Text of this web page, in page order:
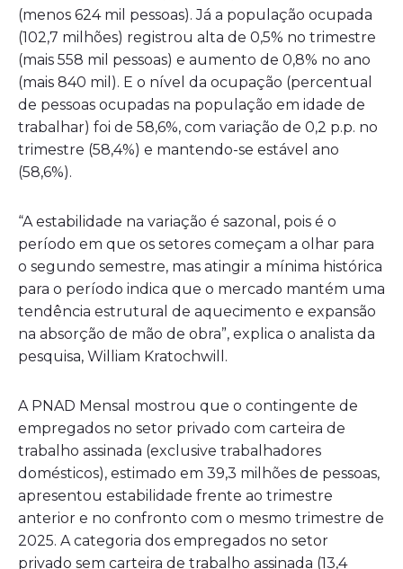
(menos 624 mil pessoas). Já a população ocupada
(102,7 milhões) registrou alta de 0,5% no trimestre
(mais 558 mil pessoas) e aumento de 0,8% no ano
(mais 840 mil). E o nível da ocupação (percentual
de pessoas ocupadas na população em idade de
trabalhar) foi de 58,6%, com variação de 0,2 p.p. no
trimestre (58,4%) e mantendo-se estável ano
(58,6%).
“A estabilidade na variação é sazonal, pois é o
período em que os setores começam a olhar para
o segundo semestre, mas atingir a mínima histórica
para o período indica que o mercado mantém uma
tendência estrutural de aquecimento e expansão
na absorção de mão de obra”, explica o analista da
pesquisa, William Kratochwill.
A PNAD Mensal mostrou que o contingente de
empregados no setor privado com carteira de
trabalho assinada (exclusive trabalhadores
domésticos), estimado em 39,3 milhões de pessoas,
apresentou estabilidade frente ao trimestre
anterior e no confronto com o mesmo trimestre de
2025. A categoria dos empregados no setor
privado sem carteira de trabalho assinada (13,4